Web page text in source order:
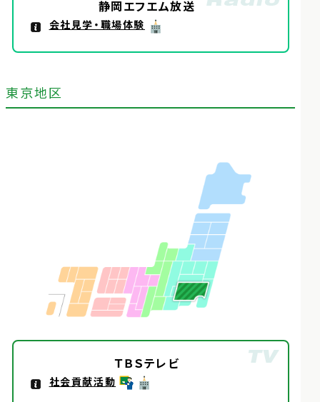
静岡エフエム放送
会社見学・職場体験
東京地区
ＴＢＳテレビ
社会貢献活動